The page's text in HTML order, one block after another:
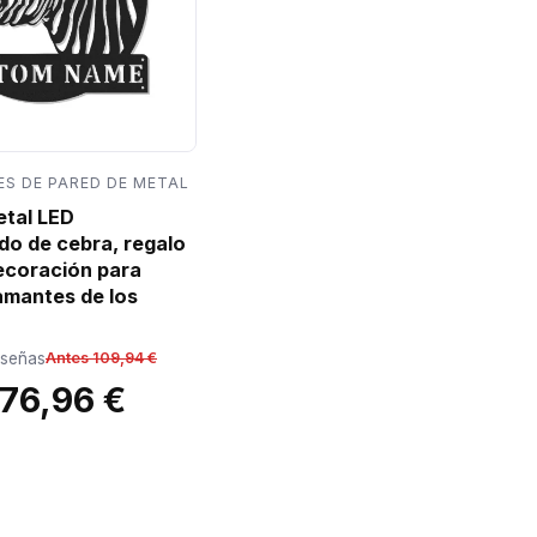
DE PARED DE METAL
LED
de cebra, regalo
para
de los
Antes 109,94 €
€